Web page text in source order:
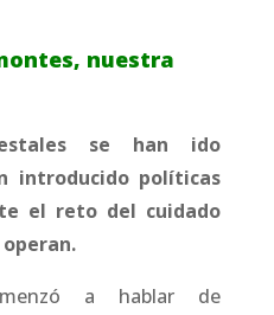
nuestra
se han ido
introducido políticas
el reto del cuidado
a hablar de